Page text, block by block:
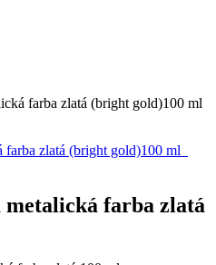
farba zlatá (bright gold)100 ml
metalická farba zlatá